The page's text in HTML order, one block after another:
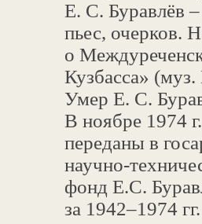
Е. С. Буравлёв
пьес, очерков.
о
Кузбасса» (муз.
Умер Е. С.
В ноябре 1974
переданы в
научно-
фонд Е.С.
за 1942–1974